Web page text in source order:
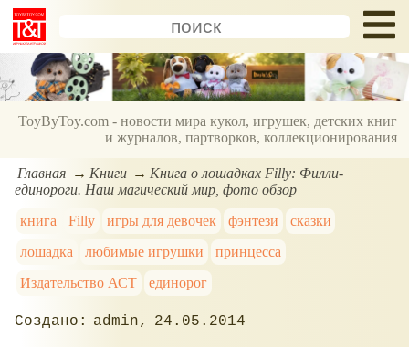
ToyByToy.com - новости мира кукол, игрушек, детских книг
и журналов, партворков, коллекционирования
Главная Книги
Книга о лошадках Filly: Филли-
единороги. Наш магический мир, фото обзор
книга
Filly игры для девочек фэнтези
сказки
лошадка
любимые игрушки
принцесса
Издательство АСТ
единорог
admin 24.05.2014